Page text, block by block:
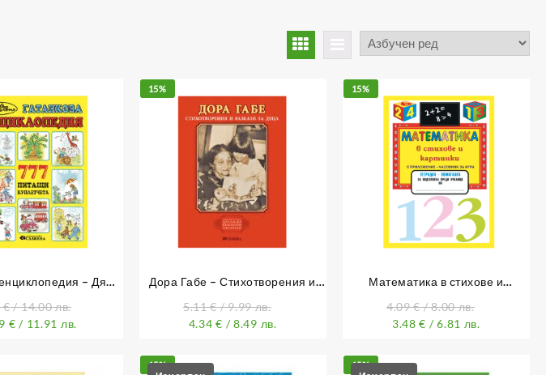
– Дядо
€/ 14.00 лв.
€ / 11.91 лв.
15%
Дора Габе – Стихотворения и
5.11€/ 9.99 лв.
4.34€ / 8.49 лв.
15%
Математика в стихове и
4.09€/ 8.00 лв.
3.48€ / 6.81 лв.
15% 15%